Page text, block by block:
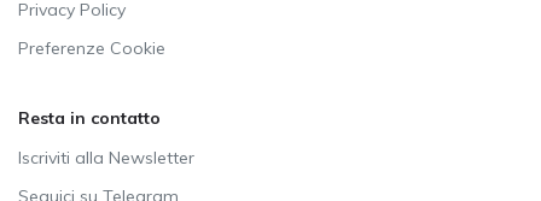
Privacy Policy
Preferenze Cookie
Resta in contatto
Iscriviti alla Newsletter
Seguici su Telegram